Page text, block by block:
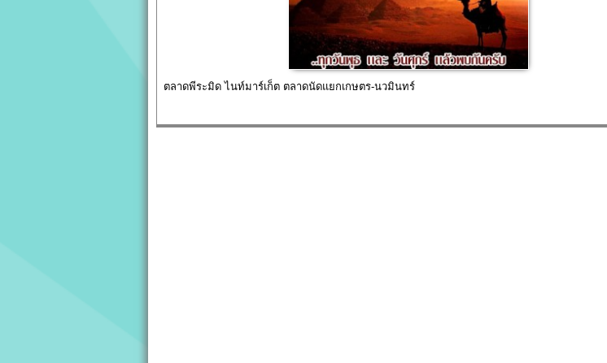
ตลาดพีระมิด ไนท์มาร์เก็ต ตลาดนัดแยกเกษตร-นวมินทร์